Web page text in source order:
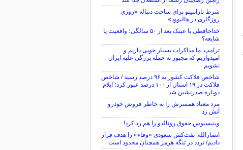
شرط تارانتینو برای ساخت دنباله «روزی
روزگاری در هالیوود»
خداحافظی با عینک بعد از ۵۰ سالگی؛ واقعیت یا
شایعه؟
ترامپ: ما مذاکرات بسیار خوبی داریم و
امیدواریم که مجبور به حمله بزرگی علیه ایران
نشویم
شاخص فلاکت کشور به ۹۶ درصد رسید / شاخص
فلاکت در ۱۹ استان از ۱۰۰ درصد عبور کرد؛ ایلام
دوباره صدرنشین شد
مرد معتاد همسرش را به خاطر فروش خودرو
آتش زد
وینیسیوس حقوق رونالدو را هم رد کرد!
انصارالله: نفت‌کش سعودی «وفاء» را هدف قرار
دادیم/ تردد در تنگه هرمز همچنان محدود است